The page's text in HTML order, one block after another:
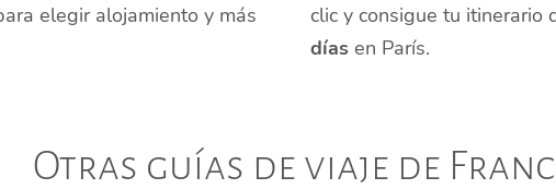
elegir alojamiento y más
clic y consigue tu itinerario
días en París.
Otras guías de viaje de